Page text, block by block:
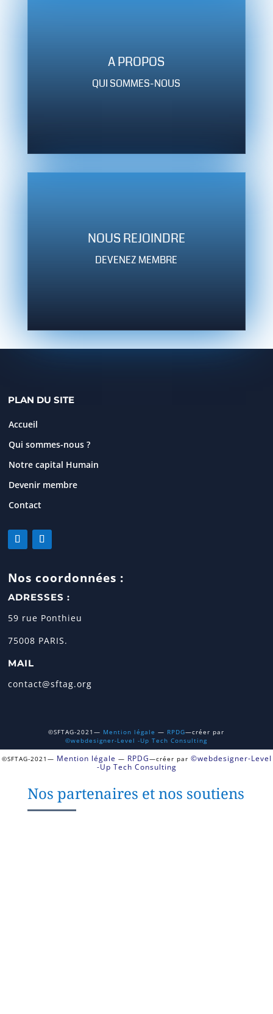
A PROPOS
QUI SOMMES-NOUS
NOUS REJOINDRE
DEVENEZ MEMBRE
PLAN DU SITE
Accueil
Qui sommes-nous ?
Notre capital Humain
Devenir membre
Contact
Nos coordonnées :
ADRESSES :
59 rue Ponthieu
75008 PARIS.
MAIL
contact@sftag.org
©SFTAG-2021— Mention légale — RPDG—créer par
©webdesigner-Level -Up Tech Consulting
©SFTAG-2021— Mention légale — RPDG—créer par ©webdesigner-Level
-Up Tech Consulting
Nos partenaires et nos soutiens